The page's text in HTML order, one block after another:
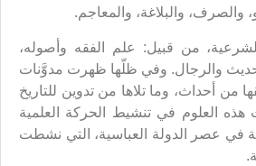
والصرف، والبلاغة، والمعاجم.
من قبيل: علم الفقه وأصوله،
والرجال. وفي ظلّها ظهرت مدوَّنات
من أحداث، وما تلاها من تدوين للتاريخ
هذه العلوم في تنشيط الحركة العلمية
في عصر الدولة العباسية، التي نشطت